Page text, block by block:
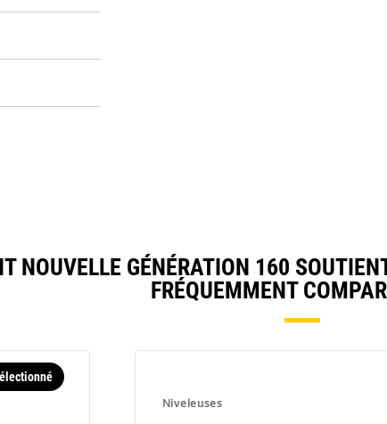
NOUVELLE GÉNÉRATION 160
FRÉQUEMMENT
Niveleuses